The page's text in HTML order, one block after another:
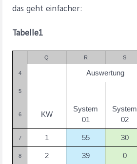
das geht einfacher:
Tabelle1
Q R S
4 Auswertung
5
6 KW
System
01
System
02
7 1 55 30
8 2 39 0